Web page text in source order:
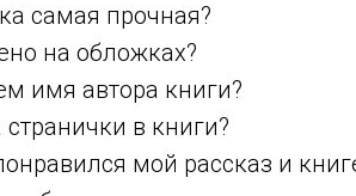
прочная?
на обложках?
автора книги?
в книги?
мой рассказ и